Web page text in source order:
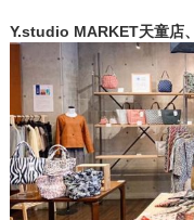
Y.studio MARKET天童店